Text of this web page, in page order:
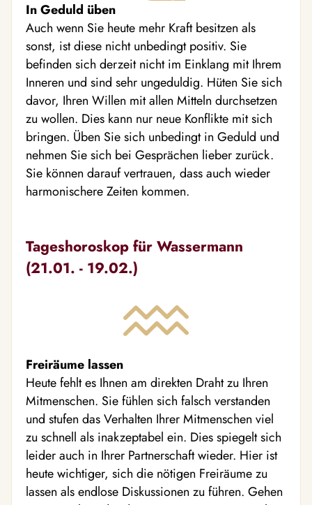
In Geduld üben
Auch wenn Sie heute mehr Kraft besitzen als
sonst, ist diese nicht unbedingt positiv. Sie
befinden sich derzeit nicht im Einklang mit Ihrem
Inneren und sind sehr ungeduldig. Hüten Sie sich
davor, Ihren Willen mit allen Mitteln durchsetzen
zu wollen. Dies kann nur neue Konflikte mit sich
bringen. Üben Sie sich unbedingt in Geduld und
nehmen Sie sich bei Gesprächen lieber zurück.
Sie können darauf vertrauen, dass auch wieder
harmonischere Zeiten kommen.
Tageshoroskop für Wassermann
(21.01. - 19.02.)
Freiräume lassen
Heute fehlt es Ihnen am direkten Draht zu Ihren
Mitmenschen. Sie fühlen sich falsch verstanden
und stufen das Verhalten Ihrer Mitmenschen viel
zu schnell als inakzeptabel ein. Dies spiegelt sich
leider auch in Ihrer Partnerschaft wieder. Hier ist
heute wichtiger, sich die nötigen Freiräume zu
lassen als endlose Diskussionen zu führen. Gehen